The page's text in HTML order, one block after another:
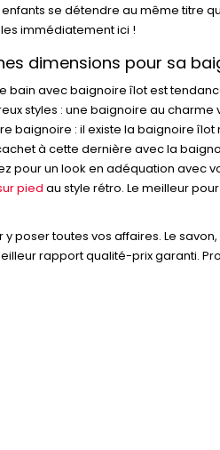
se détendre au même titre
immédiatement ici !
dimensions pour sa
bain avec baignoire îlot est
styles : une baignoire au
baignoire : il existe la baignoire
à cette dernière avec la
pour un look en adéquation avec
pied au style rétro. Le meilleur
toutes vos affaires. Le
rapport qualité-prix garanti.